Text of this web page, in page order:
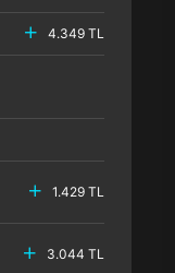
4.349 TL
1.429 TL
3.044 TL